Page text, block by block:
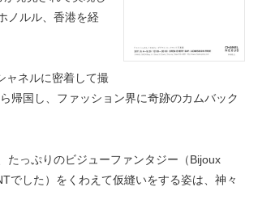
ノルル、香港を経
ャネルに密着して撮
帰国し、ファッション界に奇跡のカムバック
たっぷりのビジューファンタジー（Bijoux
でした）をくわえて仮縫いをする姿は、神々